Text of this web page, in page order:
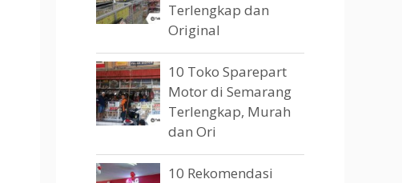
Terlengkap dan
Original
10 Toko Sparepart
Motor di Semarang
Terlengkap, Murah
dan Ori
10 Rekomendasi